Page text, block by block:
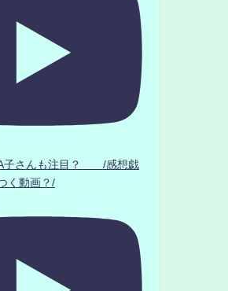
A子さんも注目？ /感想戯
く動画？/